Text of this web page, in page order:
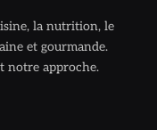
la nutrition, le
et gourmande.
notre approche.